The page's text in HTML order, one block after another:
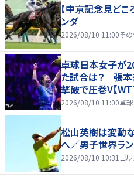
【中京記念見ど
ンダ
2026/08/10 11:00そ
卓球日本女子が
た試合は？ 張本
撃破で圧巻V【
2026/08/10 11:00卓球
松山英樹は変動
へ／男子世界ラ
2026/08/10 10:31 ゴル